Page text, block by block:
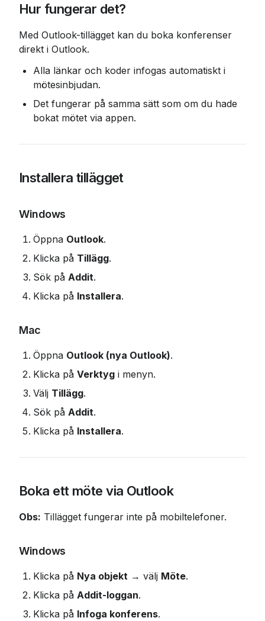
Hur fungerar det?
Med Outlook-tillägget kan du boka konferenser
direkt i Outlook.
Alla länkar och koder infogas automatiskt i
mötesinbjudan.
Det fungerar på samma sätt som om du hade
bokat mötet via appen.
Installera tillägget
Windows
Öppna Outlook.
Klicka på Tillägg.
Sök på Addit.
Klicka på Installera.
Mac
Öppna Outlook (nya Outlook).
Klicka på Verktyg i menyn.
Välj Tillägg.
Sök på Addit.
Klicka på Installera.
Boka ett möte via Outlook
Obs: Tillägget fungerar inte på mobiltelefoner.
Windows
Klicka på Nya objekt → välj Möte.
Klicka på Addit-loggan.
Klicka på Infoga konferens.